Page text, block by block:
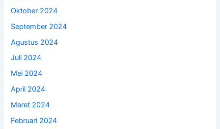
Oktober 2024
September 2024
Agustus 2024
Juli 2024
Mei 2024
April 2024
Maret 2024
Februari 2024